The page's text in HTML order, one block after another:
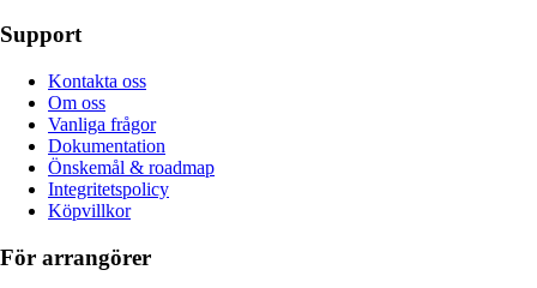
Support
Kontakta oss
Om oss
Vanliga frågor
Dokumentation
Önskemål & roadmap
Integritetspolicy
Köpvillkor
För arrangörer